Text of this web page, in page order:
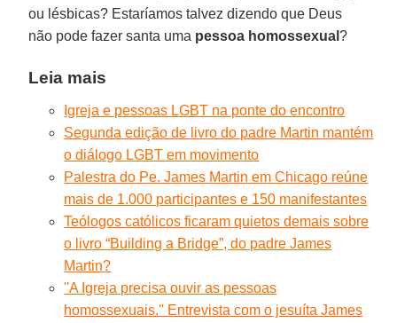
ou lésbicas? Estaríamos talvez dizendo que Deus
não pode fazer santa uma pessoa homossexual?
Leia mais
Igreja e pessoas LGBT na ponte do encontro
Segunda edição de livro do padre Martin mantém
o diálogo LGBT em movimento
Palestra do Pe. James Martin em Chicago reúne
mais de 1.000 participantes e 150 manifestantes
Teólogos católicos ficaram quietos demais sobre
o livro “Building a Bridge”, do padre James
Martin?
''A Igreja precisa ouvir as pessoas
homossexuais.'' Entrevista com o jesuíta James